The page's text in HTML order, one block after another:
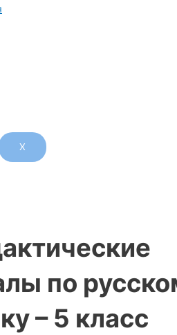
X
по
– 5 класс